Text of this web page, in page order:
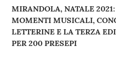
e
a
s
L
Contenuto
MIRANDOLA, NATALE
MOMENTI MUSICALI,
LETTERINE E LA TERZA
PER 200 PRESEPI